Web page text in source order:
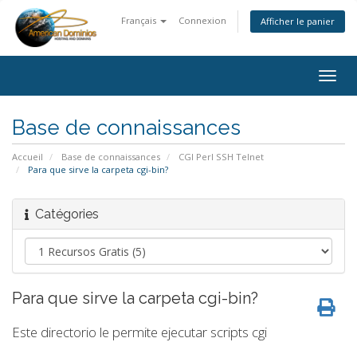
Français Connexion Afficher le panier
Base de connaissances
Accueil Base de connaissances
CGI Perl SSH Telnet
Para que sirve la carpeta cgi-bin?
Catégories
Para que sirve la carpeta cgi-bin?
Este directorio le permite ejecutar scripts cgi